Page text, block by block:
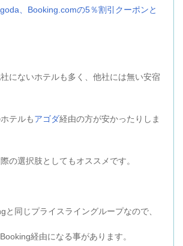
、Booking.comの5％割引クーポンと
にないホテルも多く、他社には無い安宿
テルもアゴダ経由の方が安かったりしま
の選択肢としてもオススメです。
と同じプライスライングループなので、
経由になる事があります。